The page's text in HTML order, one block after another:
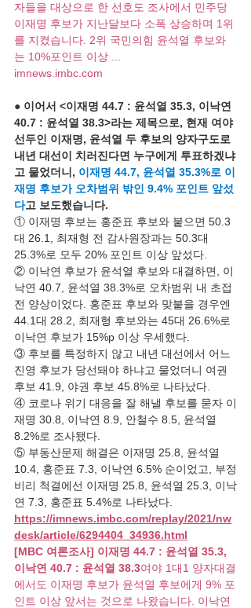
자들을 대상으로 한 선호도 조사에서 민주당
이재명 후보가 지난달보다 소폭 상승하며 1위
를 지켰습니다. 2위 국민의힘 윤석열 후보와
는 10%포인트 이상 ...
imnews.imbc.com
● 이어서 <이재명 44.7 : 윤석열 35.3, 이낙연
40.7 : 윤석열 38.3>라는 제목으로, 현재 여야
선두인 이재명, 윤석열 두 후보의 양자구도로
내년 대선이 치러진다면 누구에게 투표하겠냐
고 물었더니, 이재명 44.7, 윤석열 35.3%로 이
재명 후보가 오차범위 밖인 9.4% 포인트 앞섰
다고 보도했습니다.
① 이재명 후보는 홍준표 후보와 붙으면 50.3
대 26.1, 최재형 전 감사원장과는 50.3대
25.3%로 모두 20% 포인트 이상 앞섰다.
② 이낙연 후보가 윤석열 후보와 대결하면, 이
낙연 40.7, 윤석열 38.3%로 오차범위 내 초접
전 양상이었다. 홍준표 후보와 맞붙을 경우엔
44.1대 28.2, 최재형 후보와는 45대 26.6%로
이낙연 후보가 15%p 이상 우세했다.
③ 후보를 특정하지 않고 내년 대선에서 어느
진영 후보가 당선돼야 하냐고 물었더니 여권
후보 41.9, 야권 후보 45.8%로 나타났다.
④ 코로나 위기 대응을 잘 해낼 후보를 묻자 이
재명 30.8, 이낙연 8.9, 안철수 8.5, 윤석열
8.2%로 조사됐다.
⑤ 부동산문제 해결은 이재명 25.8, 윤석열
10.4, 홍준표 7.3, 이낙연 6.5% 순이었고, 부정
비리 척결에선 이재명 25.8, 윤석열 25.3, 이낙
연 7.3, 홍준표 5.4%로 나타났다.
https://imnews.imbc.com/replay/2021/nw
desk/article/6294404_34936.html
[MBC 여론조사] 이재명 44.7 : 윤석열 35.3,
이낙연 40.7 : 윤석열 38.3여야 1대1 양자대결
에서도 이재명 후보가 윤석열 후보에게 9% 포
인트 이상 앞서는 것으로 나왔습니다. 이낙연